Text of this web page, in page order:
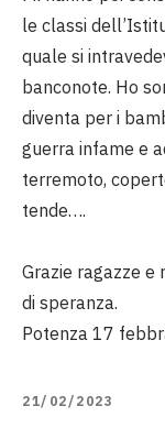
le classi
quale si
banconote. Ho
diventa per i
guerra infame e
terremoto,
tende….
Grazie ragazze e
di speranza.
Potenza 17
21/02/2023